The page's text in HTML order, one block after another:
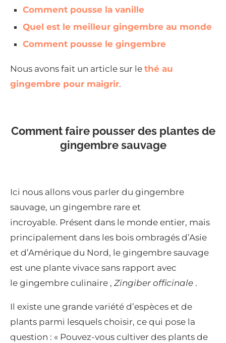
Comment pousse la vanille
Quel est le meilleur gingembre au monde
Comment pousse le gingembre
Nous avons fait un article sur le thé au
gingembre pour maigrir.
Comment faire pousser des plantes de
gingembre sauvage
Ici nous allons vous parler du gingembre
sauvage, un gingembre rare et
incroyable. Présent dans le monde entier, mais
principalement dans les bois ombragés d’Asie
et d’Amérique du Nord, le gingembre sauvage
est une plante vivace sans rapport avec
le gingembre culinaire , Zingiber officinale .
Il existe une grande variété d’espèces et de
plants parmi lesquels choisir, ce qui pose la
question : « Pouvez-vous cultiver des plants de